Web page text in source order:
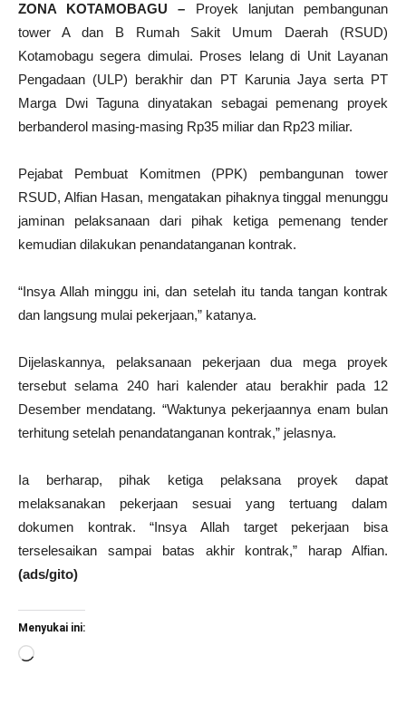
ZONA KOTAMOBAGU – Proyek lanjutan pembangunan
tower A dan B Rumah Sakit Umum Daerah (RSUD)
Kotamobagu segera dimulai. Proses lelang di Unit Layanan
Pengadaan (ULP) berakhir dan PT Karunia Jaya serta PT
Marga Dwi Taguna dinyatakan sebagai pemenang proyek
berbanderol masing-masing Rp35 miliar dan Rp23 miliar.
Pejabat Pembuat Komitmen (PPK) pembangunan tower
RSUD, Alfian Hasan, mengatakan pihaknya tinggal menunggu
jaminan pelaksanaan dari pihak ketiga pemenang tender
kemudian dilakukan penandatanganan kontrak.
“Insya Allah minggu ini, dan setelah itu tanda tangan kontrak
dan langsung mulai pekerjaan,” katanya.
Dijelaskannya, pelaksanaan pekerjaan dua mega proyek
tersebut selama 240 hari kalender atau berakhir pada 12
Desember mendatang. “Waktunya pekerjaannya enam bulan
terhitung setelah penandatanganan kontrak,” jelasnya.
Ia berharap, pihak ketiga pelaksana proyek dapat
melaksanakan pekerjaan sesuai yang tertuang dalam
dokumen kontrak. “Insya Allah target pekerjaan bisa
terselesaikan sampai batas akhir kontrak,” harap Alfian.
(ads/gito)
Menyukai ini:
Memuat...